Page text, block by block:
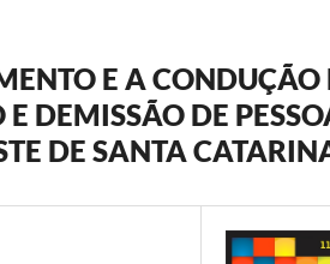
E A CONDUÇÃO
DEMISSÃO DE
DE SANTA